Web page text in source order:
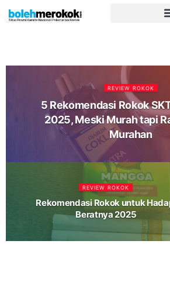
REVIEW ROKOK
5 Rekomendasi Rokok
2025, Meski Murah tapi
Murahan
REVIEW ROKOK
Rekomendasi Rokok untuk
Beratnya 2025